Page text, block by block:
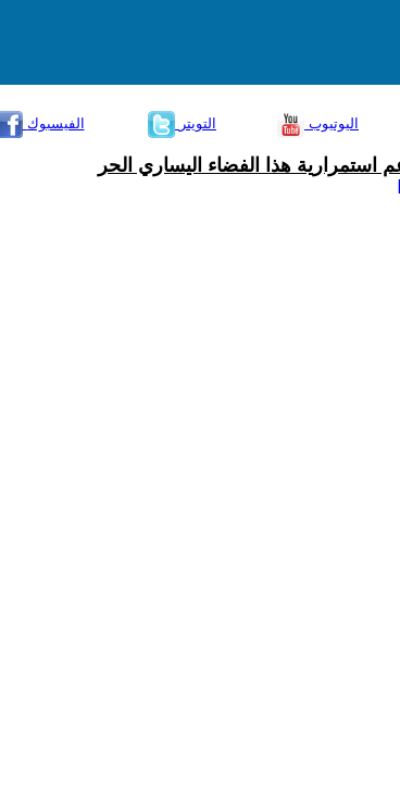
الفيسبوك
التويتر اليوتيوب
استمرارية هذا الفضاء اليساري الحر